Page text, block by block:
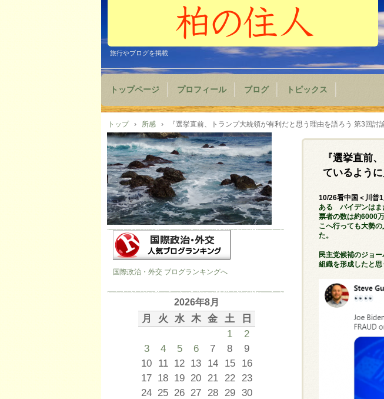
旅行やブログを掲載
トップページ プロフィール ブログ トピックス
トップ › 所感 › 『選挙直前、トランプ大統領が有利だと思う理由を語ろう 第3回
『選挙直前
ているよう
10/26看中国＜川普
ある バイデンはま
票者の数は約6000
こへ行っても大勢
た。
民主党候補のジョ
組織を形成したと思
国際政治・外交 ブログランキングへ
2026年8月
月 火 水 木 金 土
日
1
2
3
4 5 6 7 8
9
10 11 12 13 14 15
16
17 18 19 20 21 22
23
24 25 26 27 28 29 30